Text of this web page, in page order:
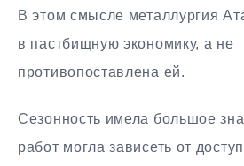
В этом смысле металлургия
в пастбищную экономику, а не
противопоставлена ей.
Сезонность имела большое
работ могла зависеть от